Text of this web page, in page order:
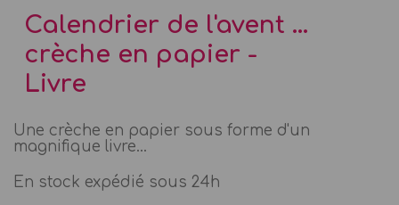
Calendrier de l'avent ...
crèche en papier -
Livre
Une crèche en papier sous forme d'un
magnifique livre...
En stock expédié sous 24h